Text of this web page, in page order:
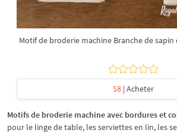
Motif de broderie machine Branche de
$8| Acheter
Motifs de broderie machine avec bordures et
pour le linge de table, les serviettes en lin, les